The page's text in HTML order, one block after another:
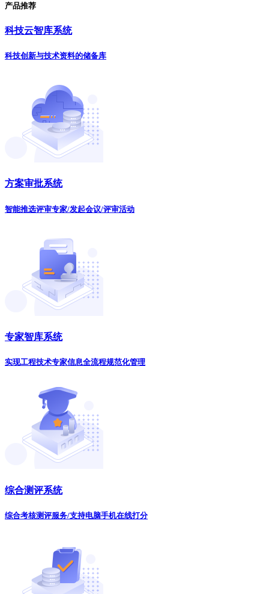
产品推荐
科技云智库系统
科技创新与技术资料的储备库
方案审批系统
智能推选评审专家/发起会议/评审活动
专家智库系统
实现工程技术专家信息全流程规范化管理
综合测评系统
综合考核测评服务/支持电脑手机在线打分